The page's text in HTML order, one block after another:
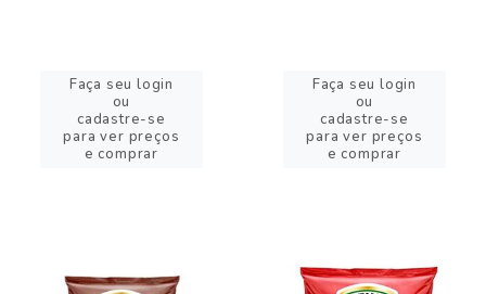
Faça seu login
ou
cadastre-se
para ver preços
e comprar
Faça seu login
ou
cadastre-se
para ver preços
e comprar